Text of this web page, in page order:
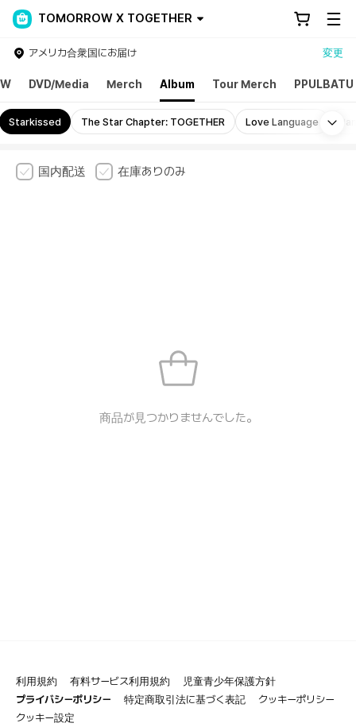
TOMORROW X TOGETHER
アメリカ合衆国にお届け 変更
DVD/Media Merch Album Tour Merch PPULBATU
Starkissed The Star Chapter: TOGETHER Love Language
国内配送 在庫ありのみ
商品が見つかりませんでした。
利用規約 有料サービス利用規約
児童青少年保護方針
プライバシーポリシー
特定商取引法に基づく表記
クッキーポリシー
クッキー設定